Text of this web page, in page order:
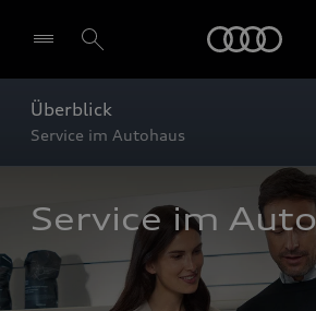
Überblick
Service im Autohaus
Service im